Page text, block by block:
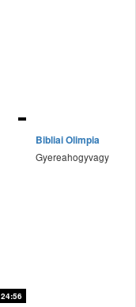
24:56
Bibliai Olimpia
Gyereahogyvagy